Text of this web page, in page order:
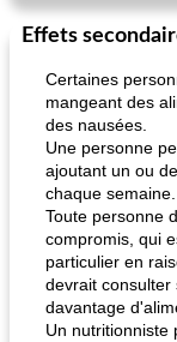
Effets
Certaines
mangeant des
des nausées.
Une personne
ajoutant un ou
chaque semaine.
Toute personne
compromis, qui
particulier en
devrait consulter
davantage
Un nutritionniste